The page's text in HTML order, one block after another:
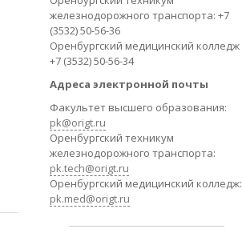
железнодорожного транспорта: +7
(3532) 50-56-36
Оренбургский медицинский колледж
+7 (3532) 50-56-34
Адреса электронной почты
Факультет высшего образования:
pk@origt.ru
Оренбургский техникум
железнодорожного транспорта:
pk.tech@origt.ru
Оренбургский медицинский колледж:
pk.med@origt.ru